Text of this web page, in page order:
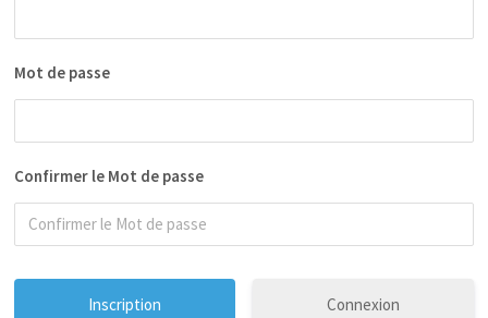
Mot de passe
Confirmer le Mot de passe
Connexion